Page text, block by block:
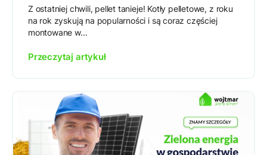
Z ostatniej chwili, pellet tanieje! Kotły pelletowe, z roku
na rok zyskują na popularności i są coraz częściej
montowane w...
Przeczytaj artykuł